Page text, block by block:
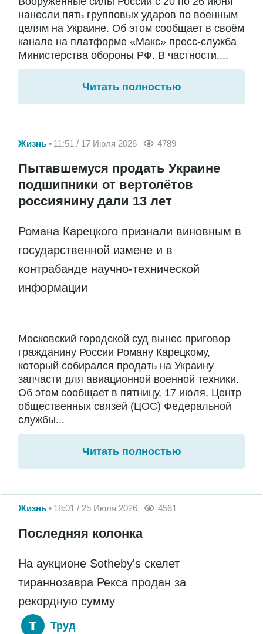
нанесли пять групповых ударов по военным
целям на Украине. Об этом сообщает в своём
канале на платформе «Макс» пресс-служба
Министерства обороны РФ. В частности,...
Читать полностью
Жизнь 11:51 / 17 Июля 2026 4789
Пытавшемуся продать Украине
подшипники от вертолётов
россиянину дали 13 лет
Романа Карецкого признали виновным в
государственной измене и в
контрабанде научно-технической
информации
Московский городской суд вынес приговор
гражданину России Роману Карецкому,
который собирался продать на Украину
запчасти для авиационной военной техники.
Об этом сообщает в пятницу, 17 июля, Центр
общественных связей (ЦОС) Федеральной
службы...
Читать полностью
Жизнь 18:01 / 25 Июля 2026 4561
Последняя колонка
На аукционе Sotheby's скелет
тираннозавра Рекса продан за
рекордную сумму
Труд